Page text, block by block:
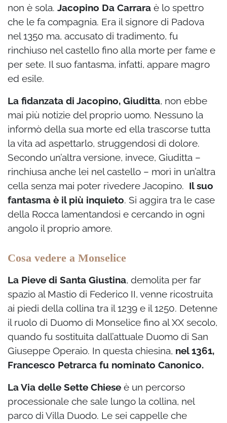
non è sola. Jacopino Da Carrara è lo spettro
che le fa compagnia. Era il signore di Padova
nel 1350 ma, accusato di tradimento, fu
rinchiuso nel castello fino alla morte per fame e
per sete. Il suo fantasma, infatti, appare magro
ed esile.
La fidanzata di Jacopino, Giuditta, non ebbe
mai più notizie del proprio uomo. Nessuno la
informò della sua morte ed ella trascorse tutta
la vita ad aspettarlo, struggendosi di dolore.
Secondo un’altra versione, invece, Giuditta –
rinchiusa anche lei nel castello – morì in un’altra
cella senza mai poter rivedere Jacopino. Il suo
fantasma è il più inquieto. Si aggira tra le case
della Rocca lamentandosi e cercando in ogni
angolo il proprio amore.
Cosa vedere a Monselice
La Pieve di Santa Giustina, demolita per far
spazio al Mastio di Federico II, venne ricostruita
ai piedi della collina tra il 1239 e il 1250. Detenne
il ruolo di Duomo di Monselice fino al XX secolo,
quando fu sostituita dall’attuale Duomo di San
Giuseppe Operaio. In questa chiesina, nel 1361,
Francesco Petrarca fu nominato Canonico.
La Via delle Sette Chiese è un percorso
processionale che sale lungo la collina, nel
parco di Villa Duodo. Le sei cappelle che